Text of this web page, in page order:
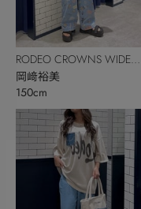
RODEO CROWNS WIDE
BOWL
岡﨑裕美
150cm